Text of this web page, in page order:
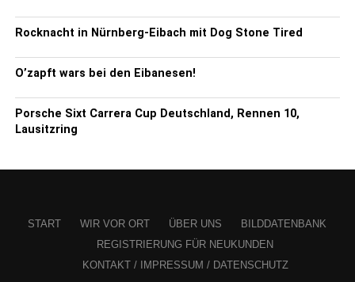
Rocknacht in Nürnberg-Eibach mit Dog Stone Tired
O’zapft wars bei den Eibanesen!
Porsche Sixt Carrera Cup Deutschland, Rennen 10,
Lausitzring
START WIR VOR ORT ÜBER UNS
BILDDATENBANK
REGISTRIERUNG FÜR NEUKUNDEN
KONTAKT / IMPRESSUM / DATENSCHUTZ